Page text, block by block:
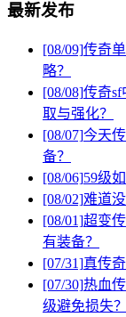
最新发布
[08/09]传奇
略？
[08/08]传奇sf
取与强化？
[08/07]今天
备？
[08/06]59级
[08/02]难道
[08/01]超变
有装备？
[07/31]真传
[07/30]热血
级避免损失？